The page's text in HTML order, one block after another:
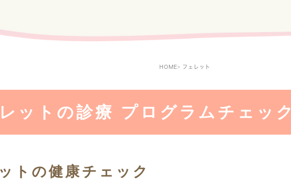
HOME フェレット
ットの診療 プログラムチェック
トの健康チェック